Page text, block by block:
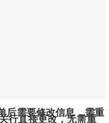
后需要修改信息，需重
行直接更改，无需重